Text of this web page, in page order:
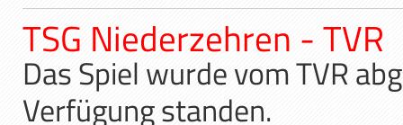
TSG Niederzehren - TVR
Das Spiel wurde vom TVR
Verfügung standen.